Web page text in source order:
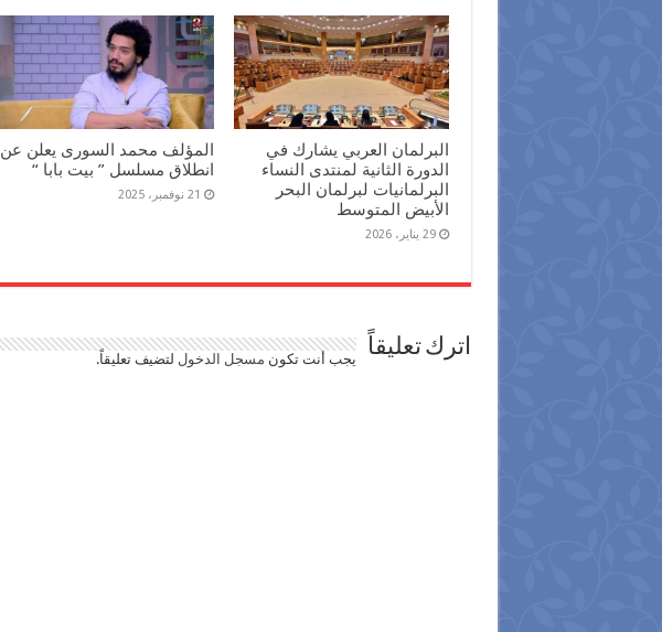
البرلمان العربي يشارك في
الدورة الثانية لمنتدى النساء
البرلمانيات لبرلمان البحر
الأبيض المتوسط
29 يناير، 2026
المؤلف محمد السورى يعلن عن
انطلاق مسلسل ” بيت بابا “
21 نوفمبر، 2025
اترك تعليقاً يجب أنت تكون مسجل الدخول لتضيف تعليقاً.